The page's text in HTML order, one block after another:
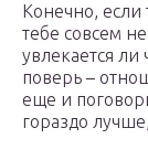
Конечно, если
тебе совсем
увлекается
поверь –
еще и
гораздо